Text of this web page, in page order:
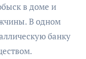
в доме и
В одном
банку